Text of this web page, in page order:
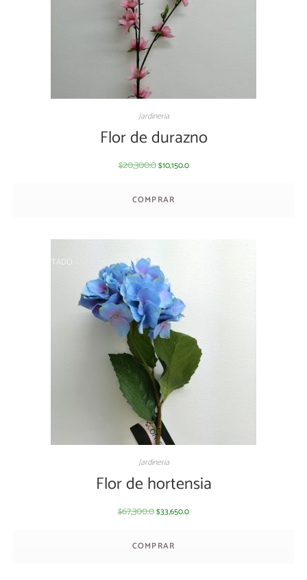
Jardineria
Flor de durazno
$20,300.0 $10,150.0
COMPRAR
AGOTADO
Jardineria
Flor de hortensia
$67,300.0 $33,650.0
COMPRAR